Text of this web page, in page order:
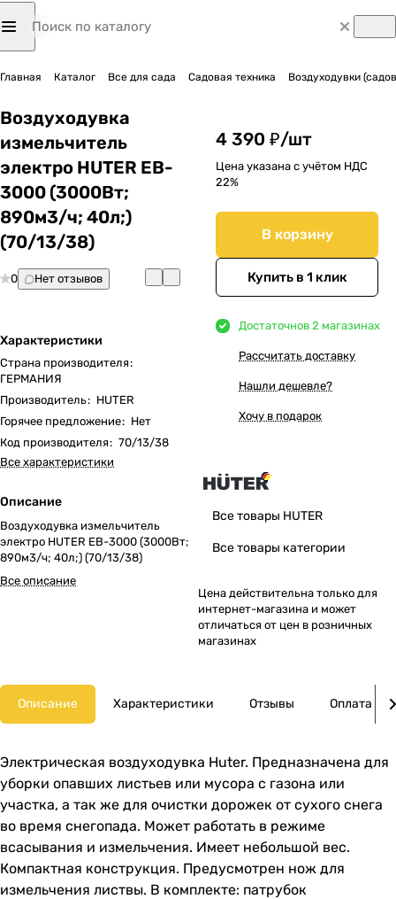
Главная Каталог Все для сада Садовая техника Воздуходувки
Воздуходувка
измельчитель
электро HUTER EB-
3000 (3000Вт;
890м3/ч; 40л;)
(70/13/38)
0 Нет отзывов
Характеристики
Страна производителя:
ГЕРМАНИЯ
Производитель: HUTER
Горячее предложение: Нет
Код производителя: 70/13/38
Все характеристики
Описание
Воздуходувка измельчитель
электро HUTER EB-3000 (3000Вт;
890м3/ч; 40л;) (70/13/38)
Все описание
4 390 ₽/шт
Цена указана с учётом НДС
22%
В корзину
Купить в 1 клик
Достаточнов 2 магазинах
Рассчитать доставку
Нашли дешевле?
Хочу в подарок
Все товары HUTER
Все товары категории
Цена действительна только для
интернет-магазина и может
отличаться от цен в розничных
магазинах
Описание Характеристики Отзывы Оплата
Электрическая воздуходувка Huter. Предназначена для
уборки опавших листьев или мусора с газона или
участка, а так же для очистки дорожек от сухого снега
во время снегопада. Может работать в режиме
всасывания и измельчения. Имеет небольшой вес.
Компактная конструкция. Предусмотрен нож для
измельчения листвы. В комплекте: патрубок